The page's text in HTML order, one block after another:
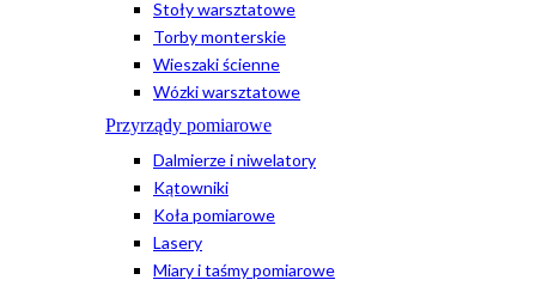
Stoły warsztatowe
Torby monterskie
Wieszaki ścienne
Wózki warsztatowe
Przyrządy pomiarowe
Dalmierze i niwelatory
Kątowniki
Koła pomiarowe
Lasery
Miary i taśmy pomiarowe